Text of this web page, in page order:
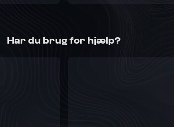
Har du brug for hjælp?